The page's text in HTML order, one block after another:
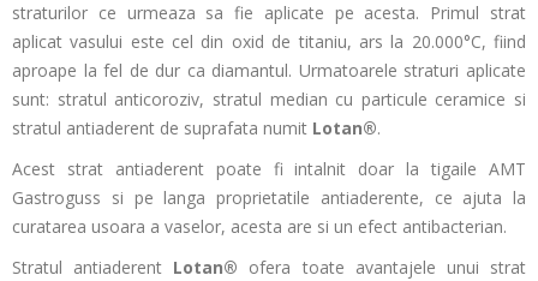
straturilor ce urmeaza sa fie aplicate pe acesta. Primul strat
aplicat vasului este cel din oxid de titaniu, ars la 20.000°C, fiind
aproape la fel de dur ca diamantul. Urmatoarele straturi aplicate
sunt: stratul anticoroziv, stratul median cu particule ceramice si
stratul antiaderent de suprafata numit Lotan®.
Acest strat antiaderent poate fi intalnit doar la tigaile AMT
Gastroguss si pe langa proprietatile antiaderente, ce ajuta la
curatarea usoara a vaselor, acesta are si un efect antibacterian.
Stratul antiaderent Lotan® ofera toate avantajele unui strat